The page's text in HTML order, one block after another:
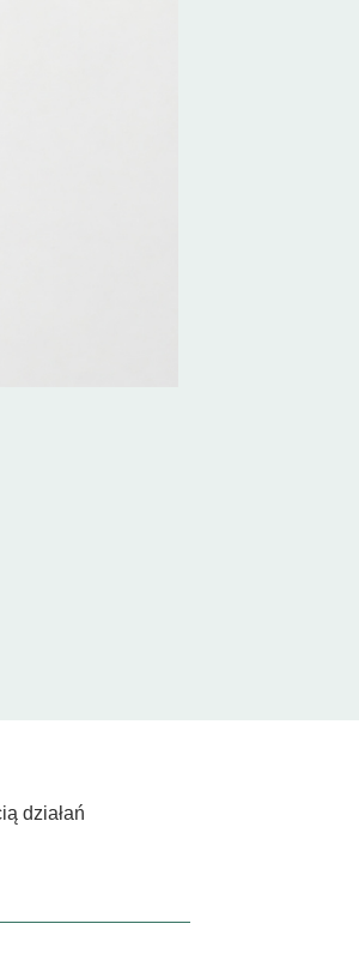
działań